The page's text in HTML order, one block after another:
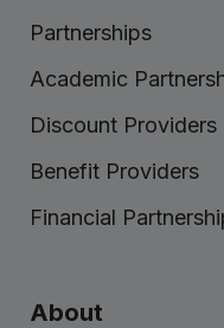
Partnerships
Academic
Discount Providers
Benefit Providers
Financial
About